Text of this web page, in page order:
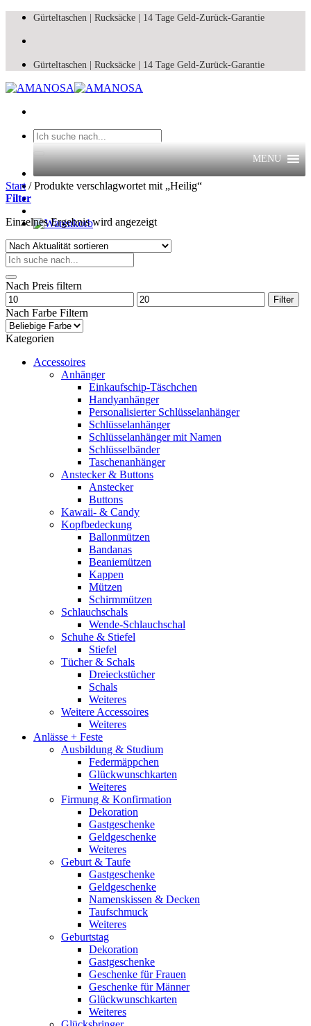
Zum
springen
Gürteltaschen | Rucksäcke | 14 Tage Geld-Zurück-Garantie
Gürteltaschen | Rucksäcke | 14 Tage Geld-Zurück-Garantie
Suchen
nach:
MENU
Start /Produkte verschlagwortet mit „Heilig“
Filter
Einzelnes Ergebnis wird angezeigt
Suchen
nach:
Nach Preis filtern
Min.
Preis
Max.
Preis
Filter
Nach Farbe Filtern
Kategorien
Accessoires
Anhänger
Einkaufschip-Täschchen
Handyanhänger
Personalisierter Schlüsselanhänger
Schlüsselanhänger
Schlüsselanhänger mit Namen
Schlüsselbänder
Taschenanhänger
Anstecker & Buttons
Anstecker
Buttons
Kawaii- & Candy
Kopfbedeckung
Ballonmützen
Bandanas
Beaniemützen
Kappen
Mützen
Schirmmützen
Schlauchschals
Wende-Schlauchschal
Schuhe & Stiefel
Stiefel
Tücher & Schals
Dreieckstücher
Schals
Weiteres
Weitere Accessoires
Weiteres
Anlässe + Feste
Ausbildung & Studium
Federmäppchen
Glückwunschkarten
Weiteres
Firmung & Konfirmation
Dekoration
Gastgeschenke
Geldgeschenke
Weiteres
Geburt & Taufe
Gastgeschenke
Geldgeschenke
Namenskissen & Decken
Taufschmuck
Weiteres
Geburtstag
Dekoration
Gastgeschenke
Geschenke für Frauen
Geschenke für Männer
Glückwunschkarten
Weiteres